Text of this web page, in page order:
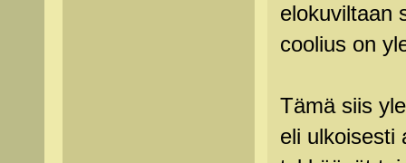
elokuviltaan
coolius on
Tämä siis
eli ulkoisesti